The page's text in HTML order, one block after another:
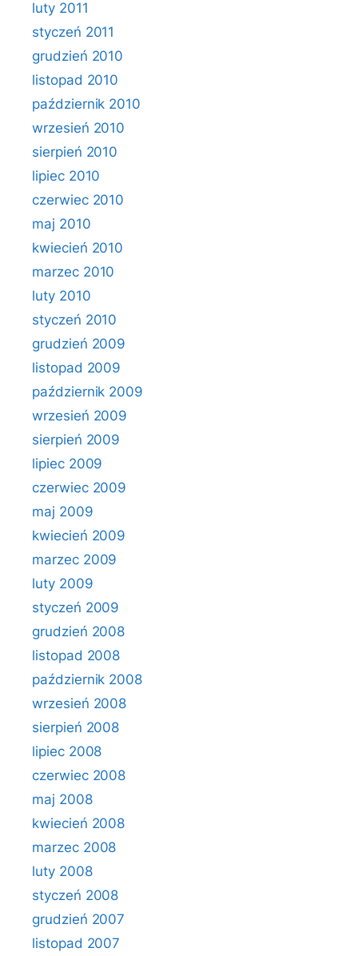
luty 2011
styczeń 2011
grudzień 2010
listopad 2010
październik 2010
wrzesień 2010
sierpień 2010
lipiec 2010
czerwiec 2010
maj 2010
kwiecień 2010
marzec 2010
luty 2010
styczeń 2010
grudzień 2009
listopad 2009
październik 2009
wrzesień 2009
sierpień 2009
lipiec 2009
czerwiec 2009
maj 2009
kwiecień 2009
marzec 2009
luty 2009
styczeń 2009
grudzień 2008
listopad 2008
październik 2008
wrzesień 2008
sierpień 2008
lipiec 2008
czerwiec 2008
maj 2008
kwiecień 2008
marzec 2008
luty 2008
styczeń 2008
grudzień 2007
listopad 2007